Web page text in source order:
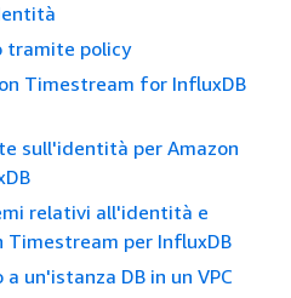
tramite policy
Timestream for InfluxDB
sull'identità per Amazon
relativi all'identità e
Timestream per InfluxDB
un'istanza DB in un VPC